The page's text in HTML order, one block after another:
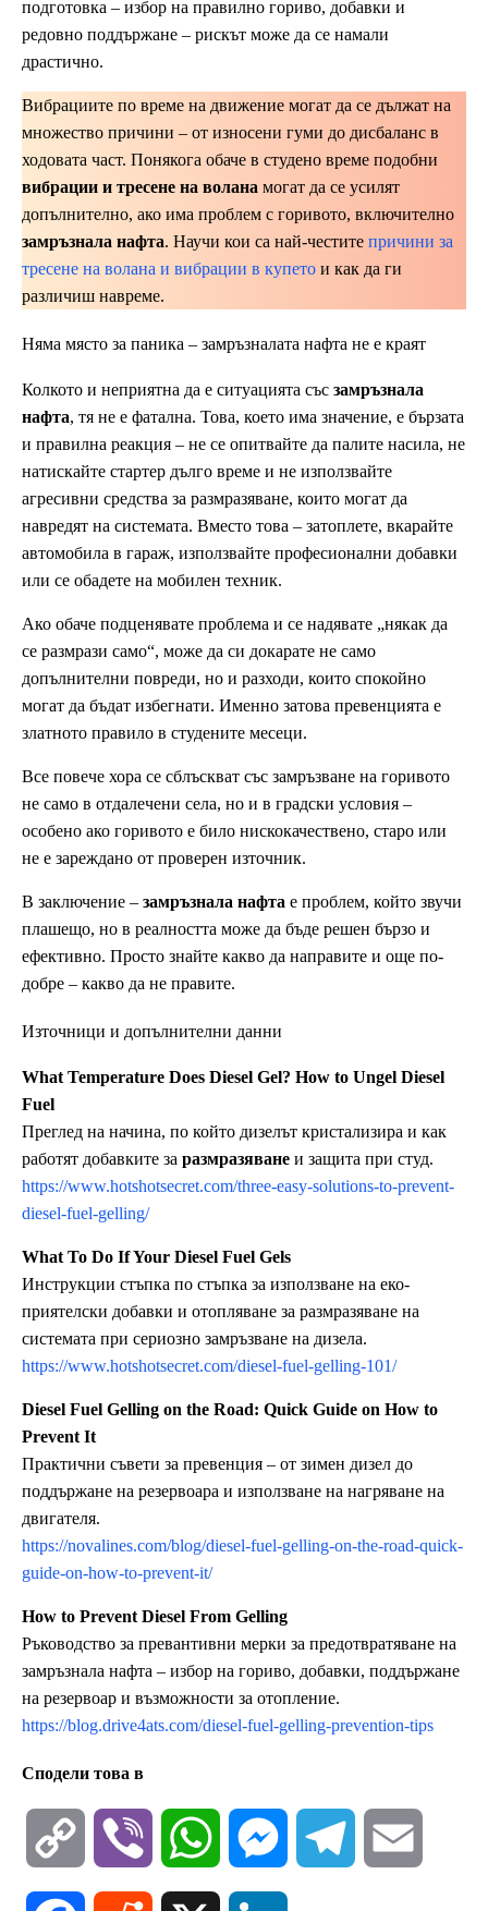
подготовка – избор на правилно гориво, добавки и
редовно поддържане – рискът може да се намали
драстично.
Вибрациите по време на движение могат да се дължат на
множество причини – от износени гуми до дисбаланс в
ходовата част. Понякога обаче в студено време подобни
вибрации и тресене на волана могат да се усилят
допълнително, ако има проблем с горивото, включително
замръзнала нафта. Научи кои са най-честите причини за
тресене на волана и вибрации в купето и как да ги
различиш навреме.
Няма място за паника – замръзналата нафта не е краят
Колкото и неприятна да е ситуацията със замръзнала
нафта, тя не е фатална. Това, което има значение, е бързата
и правилна реакция – не се опитвайте да палите насила, не
натискайте стартер дълго време и не използвайте
агресивни средства за размразяване, които могат да
навредят на системата. Вместо това – затоплете, вкарайте
автомобила в гараж, използвайте професионални добавки
или се обадете на мобилен техник.
Ако обаче подценявате проблема и се надявате „някак да
се размрази само“, може да си докарате не само
допълнителни повреди, но и разходи, които спокойно
могат да бъдат избегнати. Именно затова превенцията е
златното правило в студените месеци.
Все повече хора се сблъскват със замръзване на горивото
не само в отдалечени села, но и в градски условия –
особено ако горивото е било нискокачествено, старо или
не е зареждано от проверен източник.
В заключение – замръзнала нафта е проблем, който звучи
плашещо, но в реалността може да бъде решен бързо и
ефективно. Просто знайте какво да направите и още по-
добре – какво да не правите.
Източници и допълнителни данни
What Temperature Does Diesel Gel? How to Ungel Diesel
Fuel
Преглед на начина, по който дизелът кристализира и как
работят добавките за размразяване и защита при студ.
https://www.hotshotsecret.com/three-easy-solutions-to-prevent-
diesel-fuel-gelling/
What To Do If Your Diesel Fuel Gels
Инструкции стъпка по стъпка за използване на еко-
приятелски добавки и отопляване за размразяване на
системата при сериозно замръзване на дизела.
https://www.hotshotsecret.com/diesel-fuel-gelling-101/
Diesel Fuel Gelling on the Road: Quick Guide on How to
Prevent It
Практични съвети за превенция – от зимен дизел до
поддържане на резервоара и използване на нагряване на
двигателя.
https://novalines.com/blog/diesel-fuel-gelling-on-the-road-quick-
guide-on-how-to-prevent-it/
How to Prevent Diesel From Gelling
Ръководство за превантивни мерки за предотвратяване на
замръзнала нафта – избор на гориво, добавки, поддържане
на резервоар и възможности за отопление.
https://blog.drive4ats.com/diesel-fuel-gelling-prevention-tips
Сподели това в